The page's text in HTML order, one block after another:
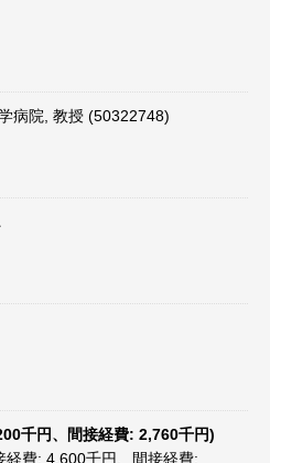
病院, 教授 (50322748)
千円、間接経費: 2,760千円)
費: 4,600千円、間接経費: